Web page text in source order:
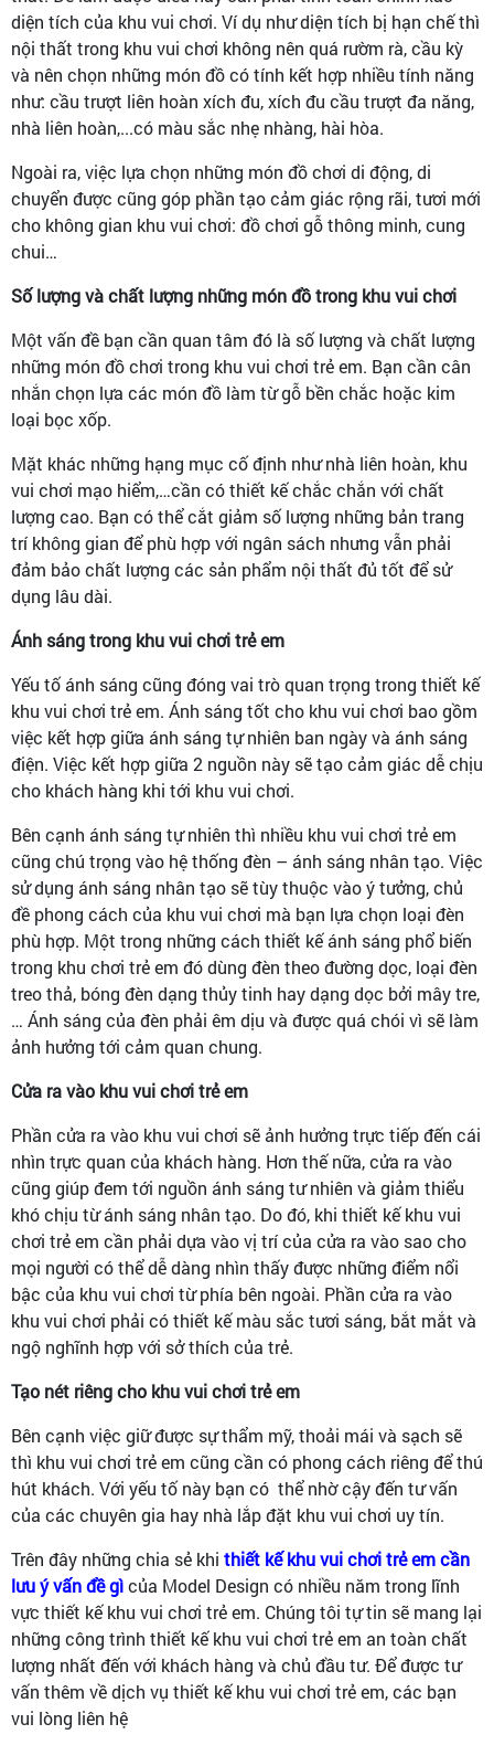
diện tích của khu vui chơi. Ví dụ như diện tích bị hạn chế thì
nội thất trong khu vui chơi không nên quá rườm rà, cầu kỳ
và nên chọn những món đồ có tính kết hợp nhiều tính năng
như: cầu trượt liên hoàn xích đu, xích đu cầu trượt đa năng,
nhà liên hoàn,...có màu sắc nhẹ nhàng, hài hòa.
Ngoài ra, việc lựa chọn những món đồ chơi di động, di
chuyển được cũng góp phần tạo cảm giác rộng rãi, tươi mới
cho không gian khu vui chơi: đồ chơi gỗ thông minh, cung
chui…
Số lượng và chất lượng những món đồ trong khu vui chơi
Một vấn đề bạn cần quan tâm đó là số lượng và chất lượng
những món đồ chơi trong khu vui chơi trẻ em. Bạn cần cân
nhắn chọn lựa các món đồ làm từ gỗ bền chắc hoặc kim
loại bọc xốp.
Mặt khác những hạng mục cố định như nhà liên hoàn, khu
vui chơi mạo hiểm,…cần có thiết kế chắc chắn với chất
lượng cao. Bạn có thể cắt giảm số lượng những bản trang
trí không gian để phù hợp với ngân sách nhưng vẫn phải
đảm bảo chất lượng các sản phẩm nội thất đủ tốt để sử
dụng lâu dài.
Ánh sáng trong khu vui chơi trẻ em
Yếu tố ánh sáng cũng đóng vai trò quan trọng trong thiết kế
khu vui chơi trẻ em. Ánh sáng tốt cho khu vui chơi bao gồm
việc kết hợp giữa ánh sáng tự nhiên ban ngày và ánh sáng
điện. Việc kết hợp giữa 2 nguồn này sẽ tạo cảm giác dễ chịu
cho khách hàng khi tới khu vui chơi.
Bên cạnh ánh sáng tự nhiên thì nhiều khu vui chơi trẻ em
cũng chú trọng vào hệ thống đèn – ánh sáng nhân tạo. Việc
sử dụng ánh sáng nhân tạo sẽ tùy thuộc vào ý tưởng, chủ
đề phong cách của khu vui chơi mà bạn lựa chọn loại đèn
phù hợp. Một trong những cách thiết kế ánh sáng phổ biến
trong khu chơi trẻ em đó dùng đèn theo đường dọc, loại đèn
treo thả, bóng đèn dạng thủy tinh hay dạng dọc bởi mây tre,
… Ánh sáng của đèn phải êm dịu và được quá chói vì sẽ làm
ảnh hưởng tới cảm quan chung.
Cửa ra vào khu vui chơi trẻ em
Phần cửa ra vào khu vui chơi sẽ ảnh hưởng trực tiếp đến cái
nhìn trực quan của khách hàng. Hơn thế nữa, cửa ra vào
cũng giúp đem tới nguồn ánh sáng tư nhiên và giảm thiểu
khó chịu từ ánh sáng nhân tạo. Do đó, khi thiết kế khu vui
chơi trẻ em cần phải dựa vào vị trí của cửa ra vào sao cho
mọi người có thể dễ dàng nhìn thấy được những điểm nổi
bậc của khu vui chơi từ phía bên ngoài. Phần cửa ra vào
khu vui chơi phải có thiết kế màu sắc tươi sáng, bắt mắt và
ngộ nghĩnh hợp với sở thích của trẻ.
Tạo nét riêng cho khu vui chơi trẻ em
Bên cạnh việc giữ được sự thẩm mỹ, thoải mái và sạch sẽ
thì khu vui chơi trẻ em cũng cần có phong cách riêng để thú
hút khách. Với yếu tố này bạn có thể nhờ cậy đến tư vấn
của các chuyên gia hay nhà lắp đặt khu vui chơi uy tín.
Trên đây những chia sẻ khi thiết kế khu vui chơi trẻ em cần
lưu ý vấn đề gìcủa Model Design có nhiều năm trong lĩnh
vực thiết kế khu vui chơi trẻ em. Chúng tôi tự tin sẽ mang lại
những công trình thiết kế khu vui chơi trẻ em an toàn chất
lượng nhất đến với khách hàng và chủ đầu tư. Để được tư
vấn thêm về dịch vụ thiết kế khu vui chơi trẻ em, các bạn
vui lòng liên hệ